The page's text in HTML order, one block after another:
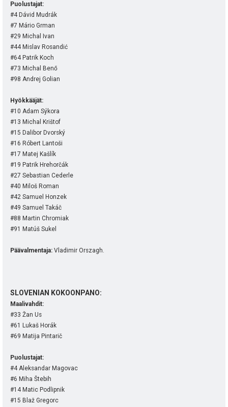
Puolustajat:
#4 Dávid Mudrák
#7 Mário Grman
#29 Michal Ivan
#44 Mislav Rosandić
#64 Patrik Koch
#73 Michal Benő
#98 Andrej Golian
Hyökkääjät:
#10 Adam Sýkora
#13 Michal Krištof
#15 Dalibor Dvorský
#16 Róbert Lantoši
#17 Matej Kašlík
#19 Patrik Hrehorčák
#27 Sebastian Cederle
#40 Miloš Roman
#42 Samuel Honzek
#49 Samuel Takáč
#88 Martin Chromiak
#91 Matúš Sukel
Päävalmentaja: Vladimir Orszagh.
SLOVENIAN KOKOONPANO:
Maalivahdit:
#33 Žan Us
#61 Lukaš Horák
#69 Matija Pintarič
Puolustajat:
#4 Aleksandar Magovac
#6 Miha Štebih
#14 Matic Podlipnik
#15 Blaž Gregorc